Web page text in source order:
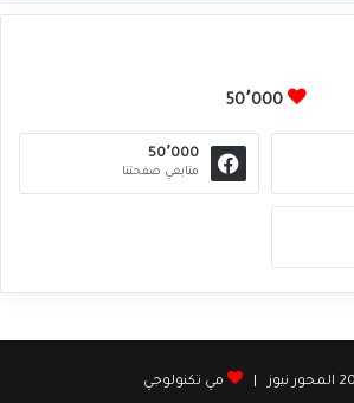
50٬000
50٬000
متابعي صفحتنا
مي تكنولوجي